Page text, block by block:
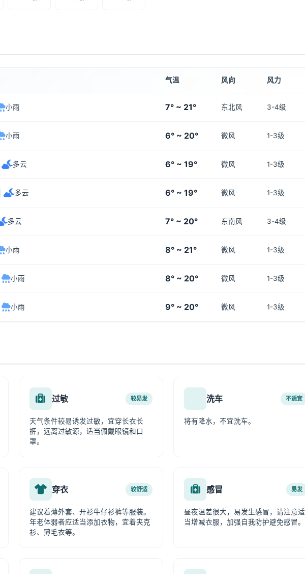
气温 风向 风力
小雨 7° ~ 21° 东北风 3-4级
小雨 6° ~ 20° 微风 1-3级
多云 6° ~ 19° 微风 1-3级
多云 6° ~ 19° 微风 1-3级
多云 7° ~ 20° 东南风 3-4级
小雨 8° ~ 21° 微风 1-3级
小雨 8° ~ 20° 微风 1-3级
小雨 9° ~ 20° 微风 1-3级
过敏 较易发
天气条件较易诱发过敏，宜穿长衣长
裤，远离过敏源，适当佩戴眼镜和口
罩。
洗车 不适宜
将有降水，不宜洗车。
穿衣 较舒适
建议着薄外套、开衫牛仔衫裤等服装。
年老体弱者应适当添加衣物，宜着夹克
衫、薄毛衣等。
感冒 易发
昼夜温差很大，易发生感冒，请注意适
当增减衣服，加强自我防护避免感冒。